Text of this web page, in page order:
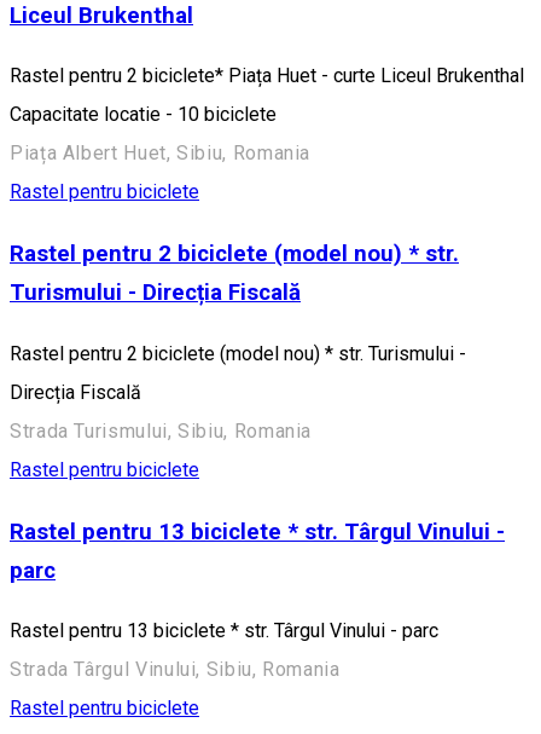
Liceul Brukenthal
Rastel pentru 2 biciclete* Piața Huet - curte Liceul Brukenthal
Capacitate locatie - 10 biciclete
Piața Albert Huet, Sibiu, Romania
Rastel pentru biciclete
Rastel pentru 2 biciclete (model nou) * str.
Turismului - Direcția Fiscală
Rastel pentru 2 biciclete (model nou) * str. Turismului -
Direcția Fiscală
Strada Turismului, Sibiu, Romania
Rastel pentru biciclete
Rastel pentru 13 biciclete * str. Târgul Vinului -
parc
Rastel pentru 13 biciclete * str. Târgul Vinului - parc
Strada Târgul Vinului, Sibiu, Romania
Rastel pentru biciclete